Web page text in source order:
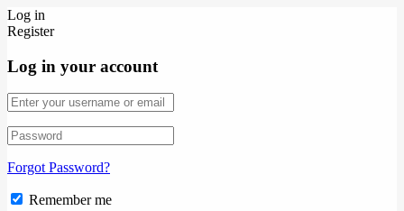
Log in
Register
Log in your account
Forgot Password?
Remember me